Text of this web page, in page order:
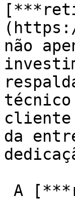
não
técnico
cliente
da